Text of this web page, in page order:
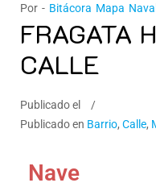
Por - Bitácora Mapa
FRAGATA
CALLE
Publicado el
Publicado en Barrio, Calle,
Nave